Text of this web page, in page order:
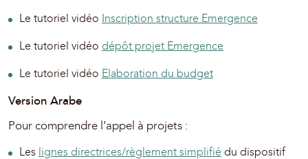
Le tutoriel vidéo Inscription structure Emergence
Le tutoriel vidéo dépôt projet Emergence
Le tutoriel vidéo Elaboration du budget
Version Arabe
Pour comprendre l’appel à projets :
Les lignes directrices/règlement simplifié du dispositif